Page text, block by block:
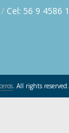
/ Cel: 56 9 4586
. All rights reserved.